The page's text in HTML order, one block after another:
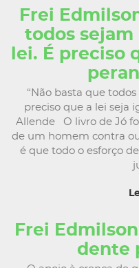
Frei
todos
lei. É preciso
“Não basta que
preciso que a lei seja
Allende O livro de Jó
de um homem contra
é que todo o esforço
Frei
dente